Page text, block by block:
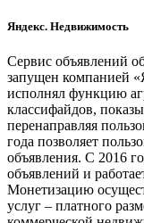
Яндекс. Недвижимость
Сервис объявлений
запущен компанией
исполнял функцию
классифайдов,
перенаправляя
года позволяет
объявления. С 2016
объявлений и
Монетизацию
услуг – платного